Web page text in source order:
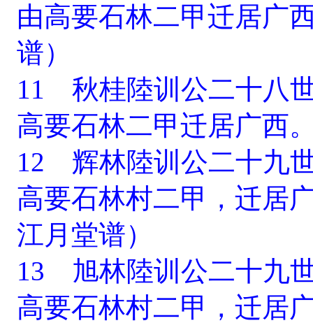
由高要石林二甲迁居广
谱）
11 秋桂陸训公二十八
高要石林二甲迁居广西
12 辉林陸训公二十九
高要石林村二甲，迁居
江月堂谱）
13 旭林陸训公二十九
高要石林村二甲，迁居